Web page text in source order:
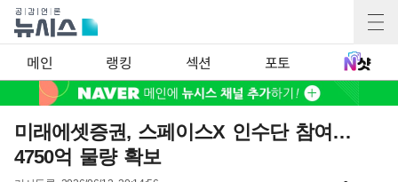
메인 랭킹 섹션 포토
미래에셋증권, 스페이스X 인수단 참여…
4750억 물량 확보